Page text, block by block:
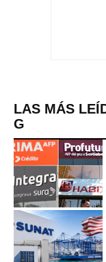
LAS MÁS
G